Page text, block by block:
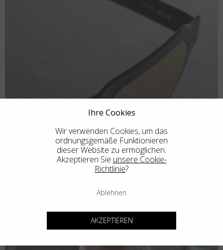
Ihre Cookies
Wir verwenden Cookies, um das
ordnungsgemäße Funktionieren
dieser Website zu ermöglichen.
Akzeptieren Sie unsere Cookie-
Richtlinie?
Ablehnen
AKZEPTIEREN